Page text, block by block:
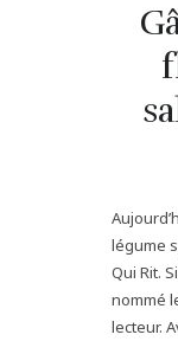
légume
Qui Rit.
nommé
lecteur.